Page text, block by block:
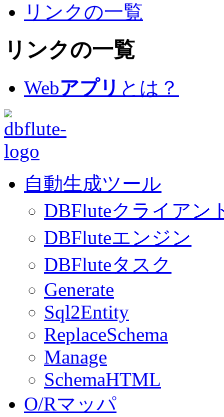
リンクの一覧
リンクの一覧
Webアプリ とは？
自動生成ツール
DBFluteクライアン
DBFluteエンジン
DBFluteタスク
Generate
Sql2Entity
ReplaceSchema
Manage
SchemaHTML
O/Rマッパ